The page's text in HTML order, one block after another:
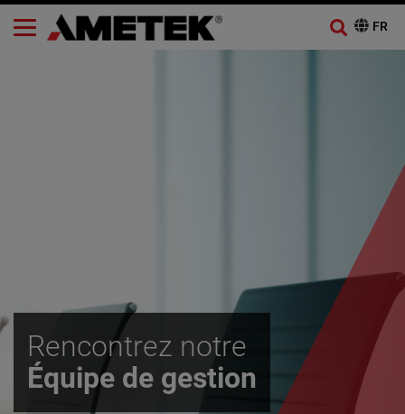
Rencontrez notre
Équipe de gestion